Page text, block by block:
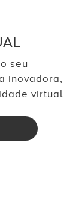
seu
inovadora,
virtual.